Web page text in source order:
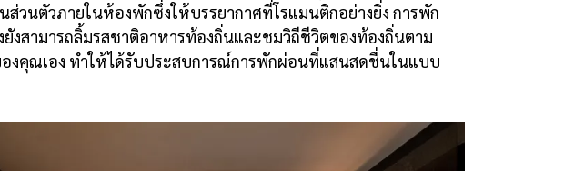
ส่วนตัวภายในห้องพักซึ่งให้บรรยากาศที่โรแมนติกอย่างยิ่ง การพัก
ยังสามารถลิ้มรสชาติอาหารท้องถิ่นและชมวิถีชีวิตของท้องถิ่นตาม
งคุณเอง ทำให้ได้รับประสบการณ์การพักผ่อนที่แสนสดชื่นในแบบ